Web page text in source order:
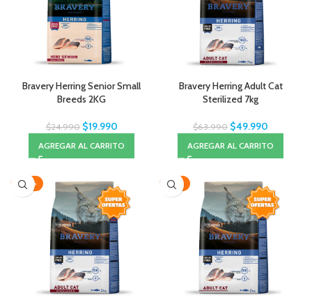
Bravery Herring Senior Small
Breeds 2KG
$24.990 $19.990
AGREGAR AL CARRITO
Bravery Herring Adult Cat
Sterilized 7kg
$63.990 $49.990
AGREGAR AL CARRITO
-20% -18%